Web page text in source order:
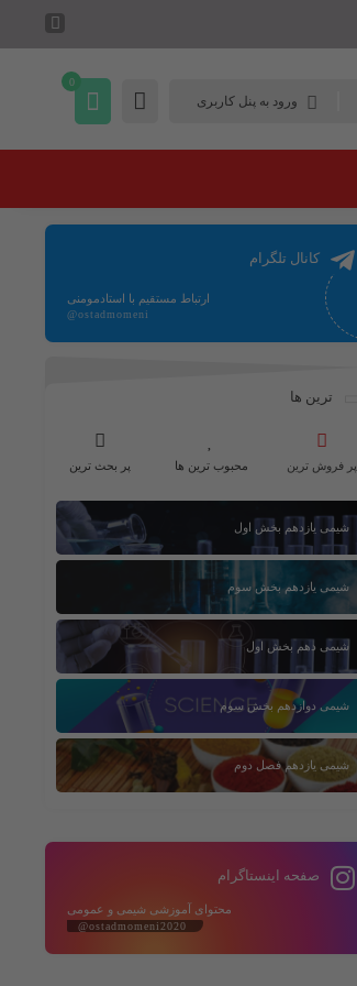
ورود به پنل کاربری
0
کانال تلگرام
ارتباط مستقیم با استادمومنی
@ostadmomeni
ترین ها
پر فروش ترین محبوب ترین ها پر بحث ترین
شیمی یازدهم بخش اول
شیمی یازدهم بخش سوم
شیمی دهم بخش اول
شیمی دوازدهم بخش سوم
شیمی یازدهم فصل دوم
صفحه اینستاگرام
محتوای آموزشی شیمی و عمومی
@ostadmomeni2020